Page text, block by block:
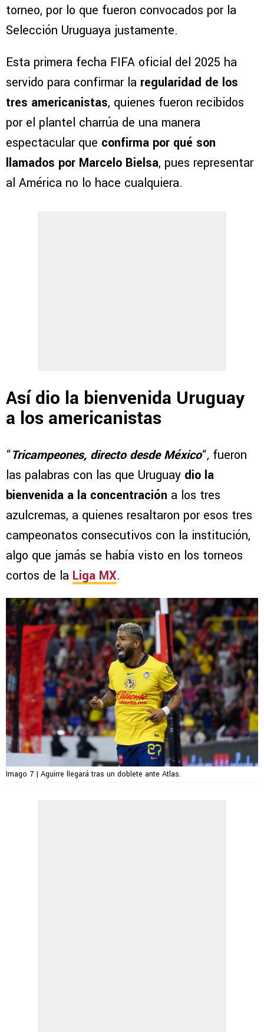
torneo, por lo que fueron convocados por la
Selección Uruguaya justamente.
Esta primera fecha FIFA oficial del 2025 ha
servido para confirmar la regularidad de los
tres americanistas, quienes fueron recibidos
por el plantel charrúa de una manera
espectacular que confirma por qué son
llamados por Marcelo Bielsa, pues representar
al América no lo hace cualquiera.
Así dio la bienvenida Uruguay
a los americanistas
“Tricampeones, directo desde México“, fueron
las palabras con las que Uruguay dio la
bienvenida a la concentración a los tres
azulcremas, a quienes resaltaron por esos tres
campeonatos consecutivos con la institución,
algo que jamás se había visto en los torneos
cortos de la Liga MX.
Imago 7 | Aguirre llegará tras un doblete ante Atlas.